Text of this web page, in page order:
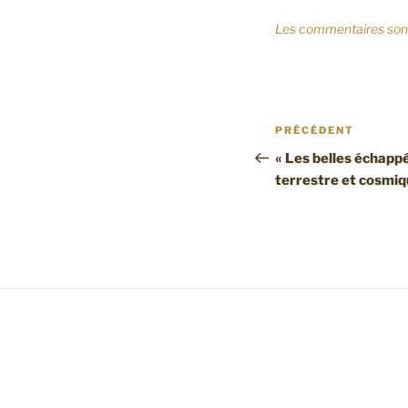
Les commentaires
Navigation
de
l’article
Article
précédent
PRÉCÉDENT
« Les belles
terrestre et